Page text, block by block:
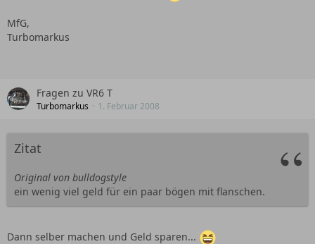
MfG,
Turbomarkus
Fragen zu VR6 T
Turbomarkus 1. Februar 2008
Zitat
Original von bulldogstyle
ein wenig viel geld für ein paar bögen mit flanschen.
Dann selber machen und Geld sparen...